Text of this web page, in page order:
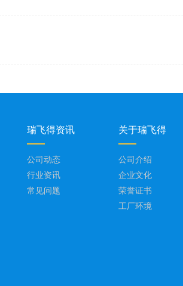
瑞飞得资讯
公司动态
行业资讯
常见问题
关于瑞飞得
公司介绍
企业文化
荣誉证书
工厂环境